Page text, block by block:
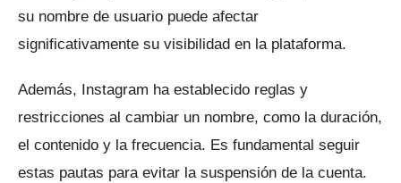
su nombre de usuario puede afectar
significativamente su visibilidad en la plataforma.
Además, Instagram ha establecido reglas y
restricciones al cambiar un nombre, como la duración,
el contenido y la frecuencia. Es fundamental seguir
estas pautas para evitar la suspensión de la cuenta.